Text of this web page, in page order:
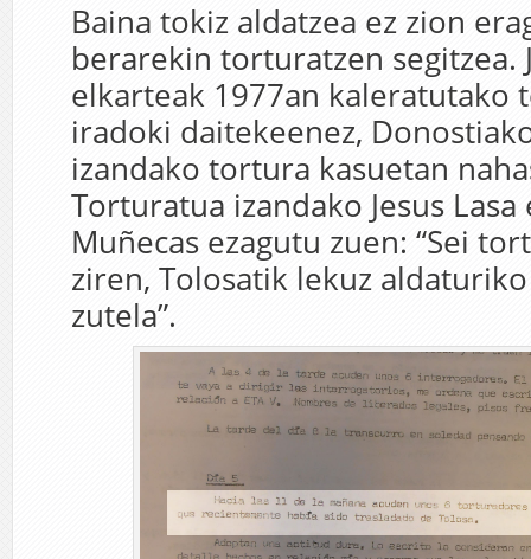
Baina tokiz aldatzea ez zion
berarekin torturatzen segitzea.
elkarteak 1977an kaleratutako
iradoki daitekeenez,
izandako tortura kasuetan
Torturatua izandako Jesus Lasa
Muñecas ezagutu zuen: “Sei
ziren, Tolosatik lekuz
zutela”.